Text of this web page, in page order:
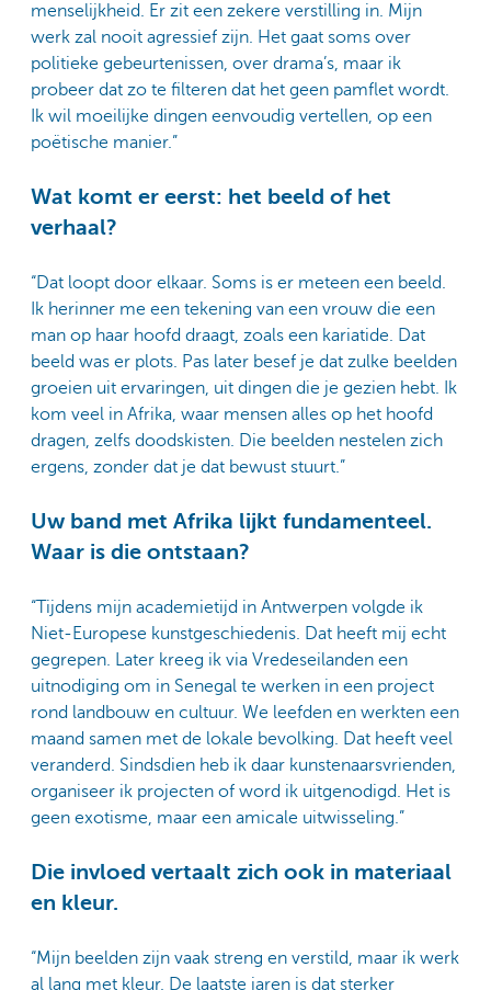
menselijkheid. Er zit een zekere verstilling in. Mijn
werk zal nooit agressief zijn. Het gaat soms over
politieke gebeurtenissen, over drama’s, maar ik
probeer dat zo te filteren dat het geen pamflet wordt.
Ik wil moeilijke dingen eenvoudig vertellen, op een
poëtische manier.”
Wat komt er eerst: het beeld of het
verhaal?
“Dat loopt door elkaar. Soms is er meteen een beeld.
Ik herinner me een tekening van een vrouw die een
man op haar hoofd draagt, zoals een kariatide. Dat
beeld was er plots. Pas later besef je dat zulke beelden
groeien uit ervaringen, uit dingen die je gezien hebt. Ik
kom veel in Afrika, waar mensen alles op het hoofd
dragen, zelfs doodskisten. Die beelden nestelen zich
ergens, zonder dat je dat bewust stuurt.”
Uw band met Afrika lijkt fundamenteel.
Waar is die ontstaan?
“Tijdens mijn academietijd in Antwerpen volgde ik
Niet-Europese kunstgeschiedenis. Dat heeft mij echt
gegrepen. Later kreeg ik via Vredeseilanden een
uitnodiging om in Senegal te werken in een project
rond landbouw en cultuur. We leefden en werkten een
maand samen met de lokale bevolking. Dat heeft veel
veranderd. Sindsdien heb ik daar kunstenaarsvrienden,
organiseer ik projecten of word ik uitgenodigd. Het is
geen exotisme, maar een amicale uitwisseling.”
Die invloed vertaalt zich ook in materiaal
en kleur.
“Mijn beelden zijn vaak streng en verstild, maar ik werk
al lang met kleur. De laatste jaren is dat sterker